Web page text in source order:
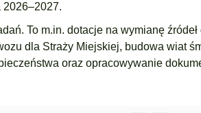
To m.in. dotacje na wymianę źródeł
dla Straży Miejskiej, budowa wiat
oraz opracowywanie